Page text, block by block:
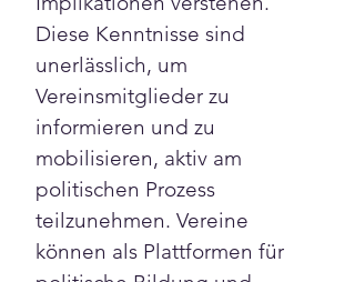
Diese Kenntnisse sind
unerlässlich, um
Vereinsmitglieder zu
informieren und zu
mobilisieren, aktiv am
politischen Prozess
teilzunehmen. Vereine
können als Plattformen für